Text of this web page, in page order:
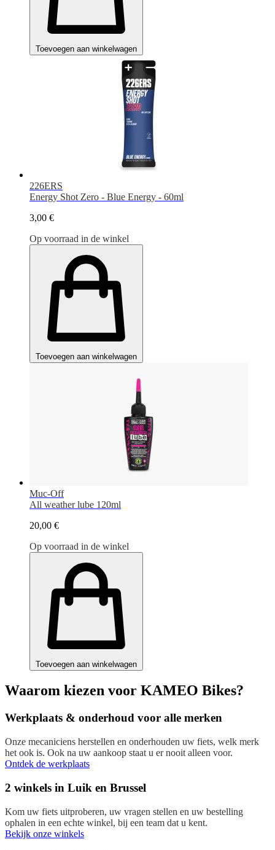
Toevoegen aan winkelwagen
226ERS
Energy Shot Zero - Blue Energy - 60ml
3,00 €
Op voorraad in de winkel
Toevoegen aan winkelwagen
Muc-Off
All weather lube 120ml
20,00 €
Op voorraad in de winkel
Toevoegen aan winkelwagen
Waarom kiezen voor KAMEO Bikes?
Werkplaats & onderhoud voor alle merken
Onze mecaniciens herstellen en onderhouden uw fiets, welk merk
het ook is. Ook na uw aankoop staat u er nooit alleen voor.
Ontdek de werkplaats
2 winkels in Luik en Brussel
Kom uw fiets uitproberen, uw vragen stellen en uw bestelling
ophalen in een echte winkel, bij een team dat u kent.
Bekijk onze winkels